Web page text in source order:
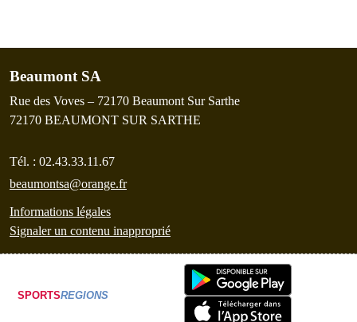
Beaumont SA
Rue des Voves – 72170 Beaumont Sur Sarthe
72170 BEAUMONT SUR SARTHE
Tél. : 02.43.33.11.67
beaumontsa@orange.fr
Informations légales
Signaler un contenu inapproprié
SPORTSREGIONS